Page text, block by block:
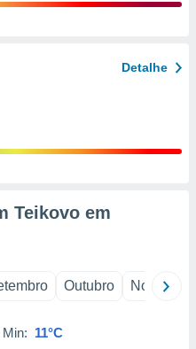
Detalhe
Teikovo em
Outubro Novembro
Min: 11°C